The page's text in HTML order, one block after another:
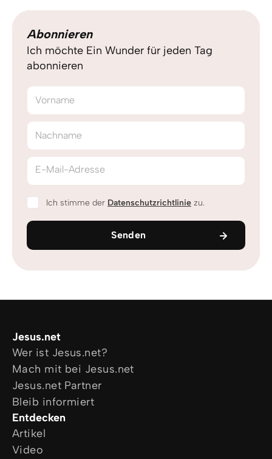
Abonnieren
Ich möchte Ein Wunder für jeden Tag
abonnieren
Vorname
Nachname
E-Mail-Adresse
Ich stimme der Datenschutzrichtlinie zu.
Senden
Jesus.net
Wer ist Jesus.net?
Mach mit bei Jesus.net
Jesus.net Partner
Bleib informiert
Entdecken
Artikel
Video